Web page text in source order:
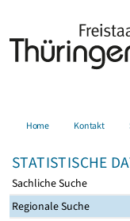
Home Kontakt
STATISTISCHE
Sachliche Suche
Regionale Suche